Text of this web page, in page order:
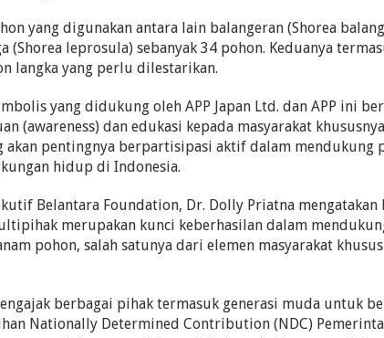
yang digunakan antara lain balangeran (Shorea
(Shorea leprosula) sebanyak 34 pohon. Keduanya
langka yang perlu dilestarikan.
yang didukung oleh APP Japan Ltd. dan APP ini
(awareness) dan edukasi kepada masyarakat
akan pentingnya berpartisipasi aktif dalam mendukung
hidup di Indonesia.
Belantara Foundation, Dr. Dolly Priatna mengatakan
merupakan kunci keberhasilan dalam
pohon, salah satunya dari elemen masyarakat
berbagai pihak termasuk generasi muda untuk
Nationally Determined Contribution (NDC)